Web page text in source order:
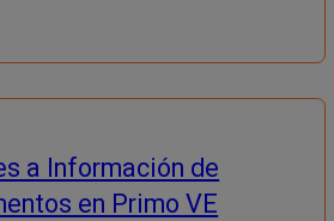
a Información de
en Primo VE